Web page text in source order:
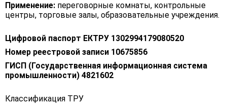
Применение: переговорные комнаты, контрольные
центры, торговые залы, образовательные учреждения.
Цифровой паспорт ЕКТРУ 1302994179080520
Номер реестровой записи 10675856
ГИСП (Государственная информационная система
промышленности) 4821602
Классификация ТРУ